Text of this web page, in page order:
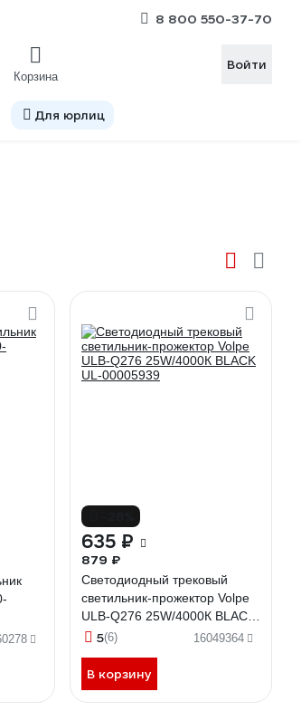
8 800 550-37-70
Корзина
Войти
Для юрлиц
635 ₽
879 ₽
Светодиодный трековый
светильник-прожектор Volpe
ULB-Q276 25W/4000К BLACK
UL-00005939
5(6) 16049364
В корзину